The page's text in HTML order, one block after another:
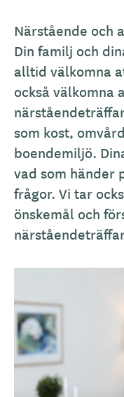
Närstående och
Din familj och
alltid välkomna
också välkomna
som kost,
boendemiljö.
vad som händer
frågor. Vi tar
önskemål och